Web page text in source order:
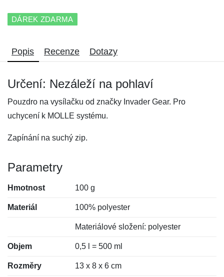
DÁREK ZDARMA
Popis Recenze Dotazy
Určení: Nezáleží na pohlaví
Pouzdro na vysílačku od značky Invader Gear. Pro
uchycení k MOLLE systému.
Zapínání na suchý zip.
Parametry
Hmotnost 100 g
Materiál 100% polyester
Materiálové složení: polyester
Objem 0,5 l = 500 ml
Rozměry 13 x 8 x 6 cm